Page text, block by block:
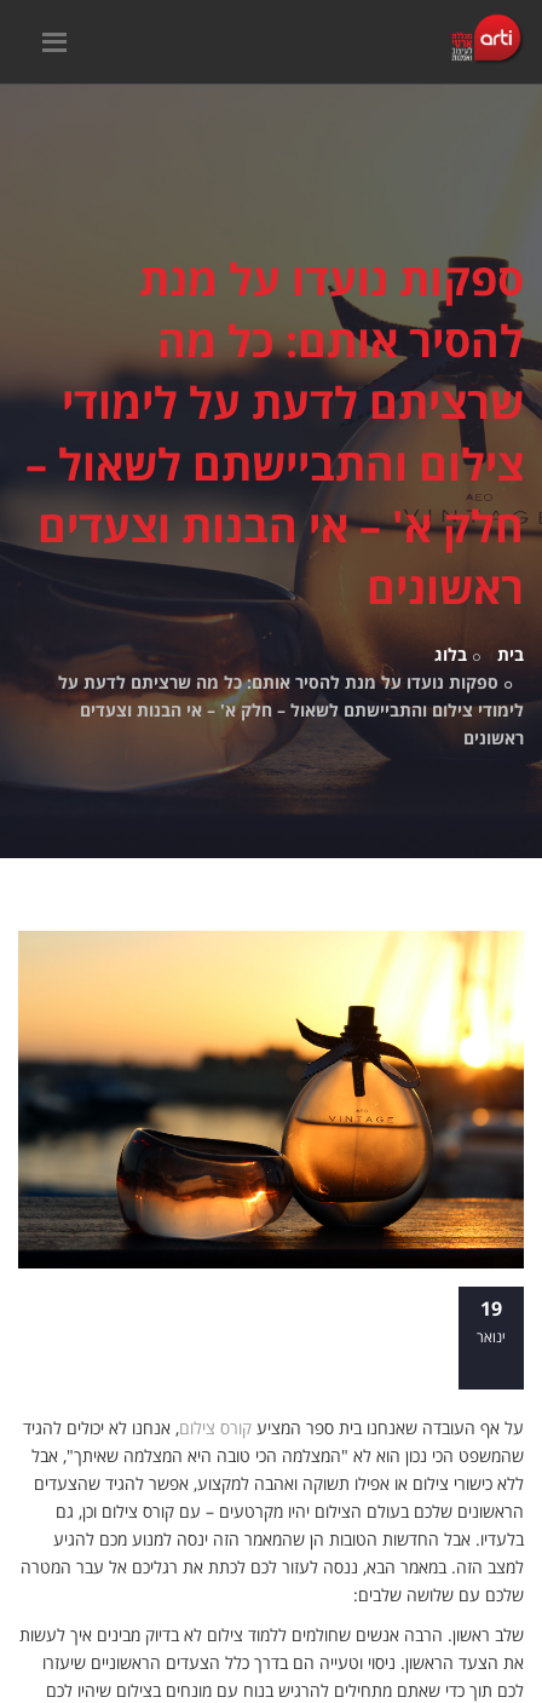
ספקות נועדו על מנת
להסיר אותם: כל מה
שרציתם לדעת על לימודי
צילום והתביישתם לשאול –
חלק א' – אי הבנות וצעדים
ראשונים
בית
בלוג
ספקות נועדו על מנת להסיר אותם: כל מה שרציתם לדעת על
לימודי צילום והתביישתם לשאול – חלק א' – אי הבנות וצעדים
ראשונים
19
ינואר
על אף העובדה שאנחנו בית ספר המציע קורס צילום, אנחנו לא יכולים להגיד
שהמשפט הכי נכון הוא לא "המצלמה הכי טובה היא המצלמה שאיתך", אבל
ללא כישורי צילום או אפילו תשוקה ואהבה למקצוע, אפשר להגיד שהצעדים
הראשונים שלכם בעולם הצילום יהיו מקרטעים – עם קורס צילום וכן, גם
בלעדיו. אבל החדשות הטובות הן שהמאמר הזה ינסה למנוע מכם להגיע
למצב הזה. במאמר הבא, ננסה לעזור לכם לכתת את רגליכם אל עבר המטרה
שלכם עם שלושה שלבים:
שלב ראשון. הרבה אנשים שחולמים ללמוד צילום לא בדיוק מבינים איך לעשות
את הצעד הראשון. ניסוי וטעייה הם בדרך כלל הצעדים הראשוניים שיעזרו
לכם תוך כדי שאתם מתחילים להרגיש בנוח עם מונחים בצילום שיהיו לכם